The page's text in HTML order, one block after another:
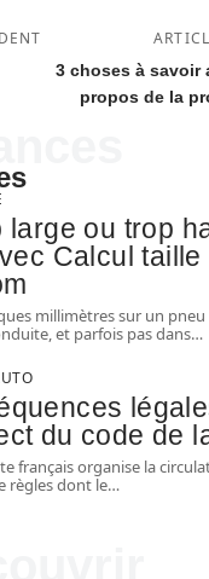
3 choses à savoir
propos de la
large ou trop
Calcul taille
millimètres sur un
et parfois pas dans…
du code de
français organise la
règles dont le…